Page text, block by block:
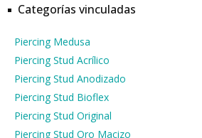
Categorías vinculadas
Piercing Medusa
Piercing Stud Acrílico
Piercing Stud Anodizado
Piercing Stud Bioflex
Piercing Stud Original
Piercing Stud Oro Macizo